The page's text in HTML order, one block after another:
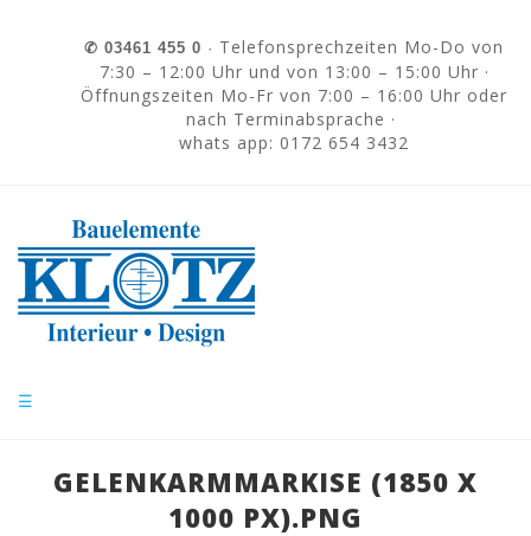
✆ 03461 455 0 · Telefonsprechzeiten Mo-Do von
7:30 – 12:00 Uhr und von 13:00 – 15:00 Uhr ·
Öffnungszeiten Mo-Fr von 7:00 – 16:00 Uhr oder
nach Terminabsprache ·
whats app: 0172 654 3432
☰
GELENKARMMARKISE (1850 X
1000 PX).PNG